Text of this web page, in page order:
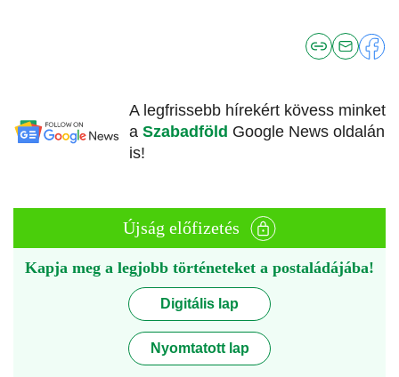
A legfrissebb hírekért kövess minket
a Szabadföld Google News oldalán
is!
Újság előfizetés
Kapja meg a legjobb történeteket a postaládájába!
Digitális lap
Nyomtatott lap